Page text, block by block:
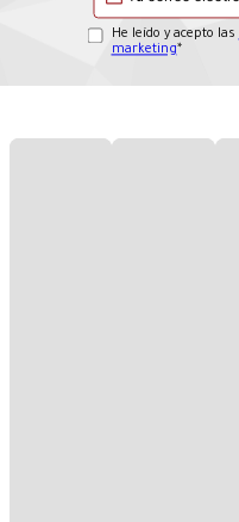
He leído y acepto las
marketing*